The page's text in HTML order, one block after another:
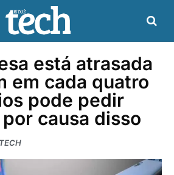
está atrasada
em cada quatro
pode pedir
causa disso